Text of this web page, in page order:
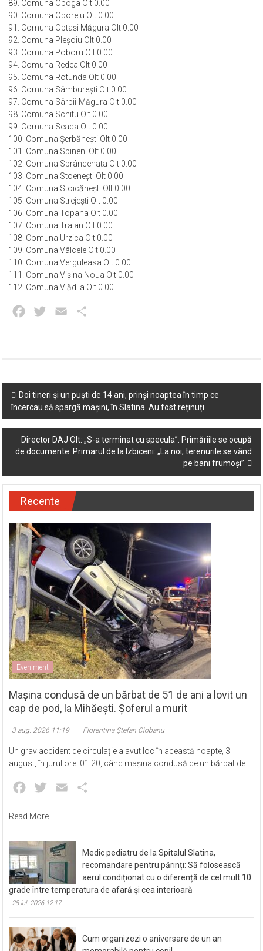
89. Comuna Oboga Olt 0.00
90. Comuna Oporelu Olt 0.00
91. Comuna Optași Măgura Olt 0.00
92. Comuna Pleșoiu Olt 0.00
93. Comuna Poboru Olt 0.00
94. Comuna Redea Olt 0.00
95. Comuna Rotunda Olt 0.00
96. Comuna Sâmburești Olt 0.00
97. Comuna Sârbii-Măgura Olt 0.00
98. Comuna Schitu Olt 0.00
99. Comuna Seaca Olt 0.00
100. Comuna Șerbănești Olt 0.00
101. Comuna Spineni Olt 0.00
102. Comuna Sprâncenata Olt 0.00
103. Comuna Stoenești Olt 0.00
104. Comuna Stoicănești Olt 0.00
105. Comuna Strejești Olt 0.00
106. Comuna Topana Olt 0.00
107. Comuna Traian Olt 0.00
108. Comuna Urzica Olt 0.00
109. Comuna Vâlcele Olt 0.00
110. Comuna Verguleasa Olt 0.00
111. Comuna Vișina Noua Olt 0.00
112. Comuna Vlădila Olt 0.00
Facebook
Twitter Email
Post
navigation
Doi tineri și un puști de 14 ani, prinși noaptea în timp ce
încercau să spargă mașini, în Slatina. Au fost reținuți
Director DAJ Olt: „S-a terminat cu specula”. Primăriile se ocupă
de documente. Primarul de la Izbiceni: „La noi, terenurile se vând
pe bani frumoși”
Recente
Eveniment
Mașina condusă de un bărbat de 51 de ani a lovit un
cap de pod, la Mihăești. Șoferul a murit
3 aug. 2026 11:19 Florentina Ștefan Ciobanu
Un grav accident de circulație a avut loc în această noapte, 3
august, în jurul orei 01.20, când mașina condusă de un bărbat de
Facebook
Twitter Email
Read More
Medic pediatru de la Spitalul Slatina,
recomandare pentru părinți: Să folosească
aerul condiționat cu o diferență de cel mult 10
grade între temperatura de afară și cea interioară
28 iul. 2026 12:17
Cum organizezi o aniversare de un an